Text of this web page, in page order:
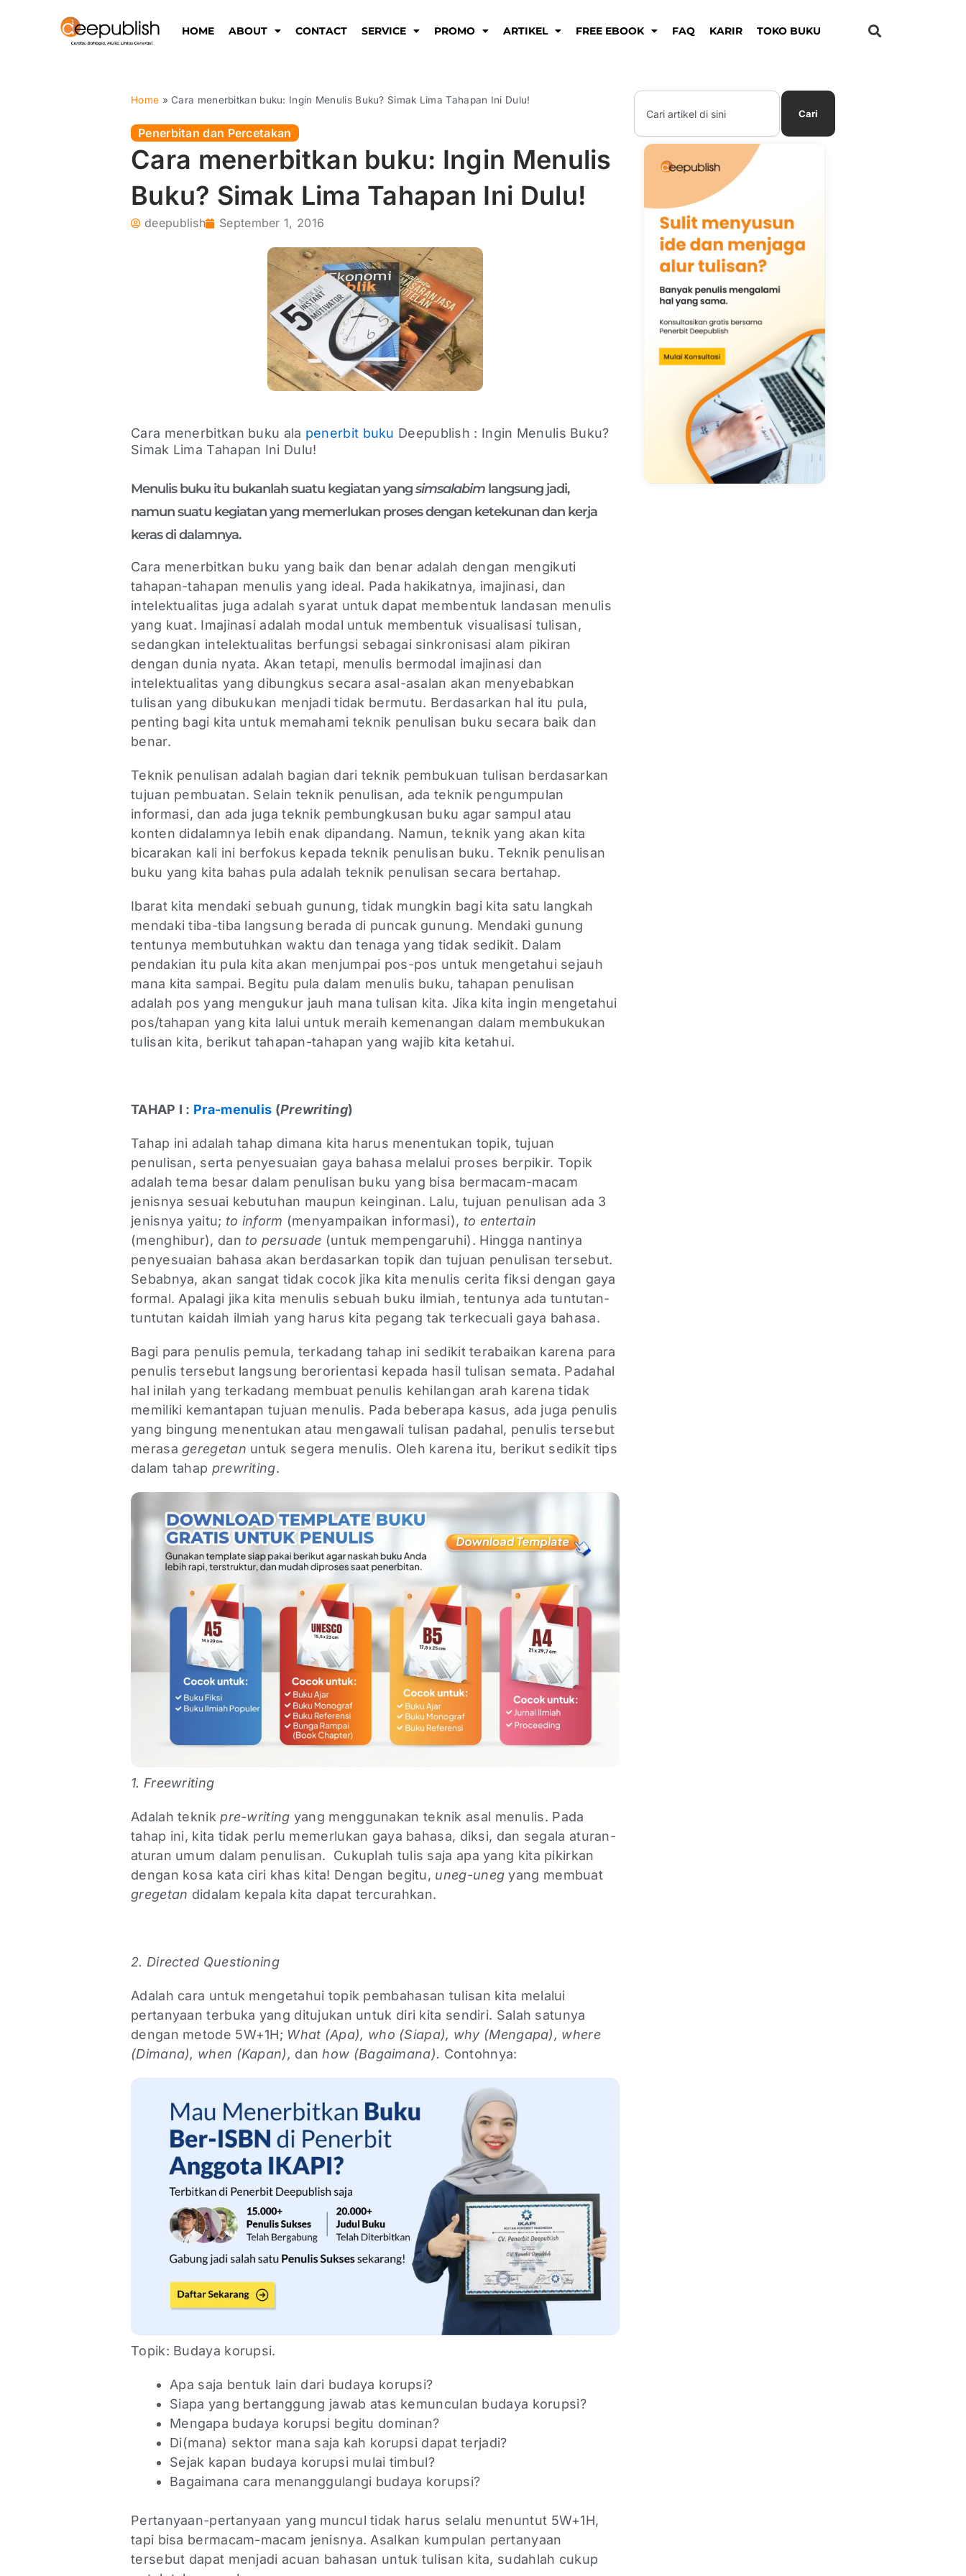
HOME ABOUT CONTACT SERVICE PROMO ARTIKEL FREE EBOOK FAQ KARIR TOKO BUKU
Home »Cara menerbitkan buku: Ingin Menulis Buku? Simak Lima Tahapan Ini Dulu!
Penerbitan dan Percetakan
Cara menerbitkan buku: Ingin Menulis
Buku? Simak Lima Tahapan Ini Dulu!
deepublish September 1, 2016
Cara menerbitkan buku ala penerbit buku Deepublish : Ingin Menulis Buku?
Simak Lima Tahapan Ini Dulu!
Menulis buku itu bukanlah suatu kegiatan yangsimsalabim langsung jadi,
namun suatu kegiatan yang memerlukan proses dengan ketekunan dan kerja
keras di dalamnya.
Cara menerbitkan buku yang baik dan benar adalah dengan mengikuti
tahapan-tahapan menulis yang ideal. Pada hakikatnya, imajinasi, dan
intelektualitas juga adalah syarat untuk dapat membentuk landasan menulis
yang kuat. Imajinasi adalah modal untuk membentuk visualisasi tulisan,
sedangkan intelektualitas berfungsi sebagai sinkronisasi alam pikiran
dengan dunia nyata. Akan tetapi, menulis bermodal imajinasi dan
intelektualitas yang dibungkus secara asal-asalan akan menyebabkan
tulisan yang dibukukan menjadi tidak bermutu. Berdasarkan hal itu pula,
penting bagi kita untuk memahami teknik penulisan buku secara baik dan
benar.
Teknik penulisan adalah bagian dari teknik pembukuan tulisan berdasarkan
tujuan pembuatan. Selain teknik penulisan, ada teknik pengumpulan
informasi, dan ada juga teknik pembungkusan buku agar sampul atau
konten didalamnya lebih enak dipandang. Namun, teknik yang akan kita
bicarakan kali ini berfokus kepada teknik penulisan buku. Teknik penulisan
buku yang kita bahas pula adalah teknik penulisan secara bertahap.
Ibarat kita mendaki sebuah gunung, tidak mungkin bagi kita satu langkah
mendaki tiba-tiba langsung berada di puncak gunung. Mendaki gunung
tentunya membutuhkan waktu dan tenaga yang tidak sedikit. Dalam
pendakian itu pula kita akan menjumpai pos-pos untuk mengetahui sejauh
mana kita sampai. Begitu pula dalam menulis buku, tahapan penulisan
adalah pos yang mengukur jauh mana tulisan kita. Jika kita ingin mengetahui
pos/tahapan yang kita lalui untuk meraih kemenangan dalam membukukan
tulisan kita, berikut tahapan-tahapan yang wajib kita ketahui.
TAHAP I : Pra-menulis (Prewriting)
Tahap ini adalah tahap dimana kita harus menentukan topik, tujuan
penulisan, serta penyesuaian gaya bahasa melalui proses berpikir. Topik
adalah tema besar dalam penulisan buku yang bisa bermacam-macam
jenisnya sesuai kebutuhan maupun keinginan. Lalu, tujuan penulisan ada 3
jenisnya yaitu; to inform (menyampaikan informasi), to entertain
(menghibur), dan to persuade (untuk mempengaruhi). Hingga nantinya
penyesuaian bahasa akan berdasarkan topik dan tujuan penulisan tersebut.
Sebabnya, akan sangat tidak cocok jika kita menulis cerita fiksi dengan gaya
formal. Apalagi jika kita menulis sebuah buku ilmiah, tentunya ada tuntutan-
tuntutan kaidah ilmiah yang harus kita pegang tak terkecuali gaya bahasa.
Bagi para penulis pemula, terkadang tahap ini sedikit terabaikan karena para
penulis tersebut langsung berorientasi kepada hasil tulisan semata. Padahal
hal inilah yang terkadang membuat penulis kehilangan arah karena tidak
memiliki kemantapan tujuan menulis. Pada beberapa kasus, ada juga penulis
yang bingung menentukan atau mengawali tulisan padahal, penulis tersebut
merasa geregetan untuk segera menulis. Oleh karena itu, berikut sedikit tips
dalam tahap prewriting.
1. Freewriting
Adalah teknikpre-writing yang menggunakan teknik asal menulis. Pada
tahap ini, kita tidak perlu memerlukan gaya bahasa, diksi, dan segala aturan-
aturan umum dalam penulisan. Cukuplah tulis saja apa yang kita pikirkan
dengan kosa kata ciri khas kita! Dengan begitu, uneg-uneg yang membuat
gregetan didalam kepala kita dapat tercurahkan.
2. Directed Questioning
Adalah cara untuk mengetahui topik pembahasan tulisan kita melalui
pertanyaan terbuka yang ditujukan untuk diri kita sendiri. Salah satunya
dengan metode 5W+1H; What (Apa), who (Siapa), why (Mengapa), where
(Dimana), when (Kapan), dan how (Bagaimana). Contohnya:
Topik: Budaya korupsi.
Apa saja bentuk lain dari budaya korupsi?
Siapa yang bertanggung jawab atas kemunculan budaya korupsi?
Mengapa budaya korupsi begitu dominan?
Di(mana) sektor mana saja kah korupsi dapat terjadi?
Sejak kapan budaya korupsi mulai timbul?
Bagaimana cara menanggulangi budaya korupsi?
Pertanyaan-pertanyaan yang muncul tidak harus selalu menuntut 5W+1H,
tapi bisa bermacam-macam jenisnya. Asalkan kumpulan pertanyaan
tersebut dapat menjadi acuan bahasan untuk tulisan kita, sudahlah cukup
Search
Cari